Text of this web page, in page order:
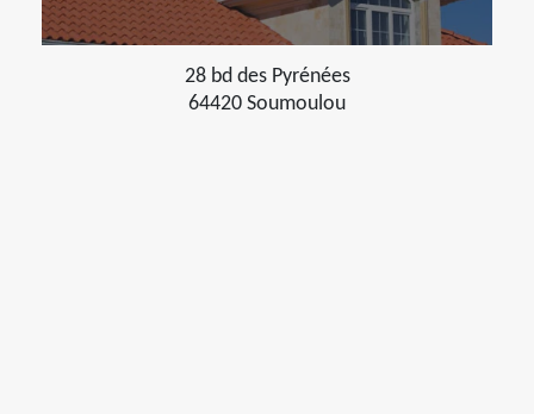
28 bd des Pyrénées
64420 Soumoulou